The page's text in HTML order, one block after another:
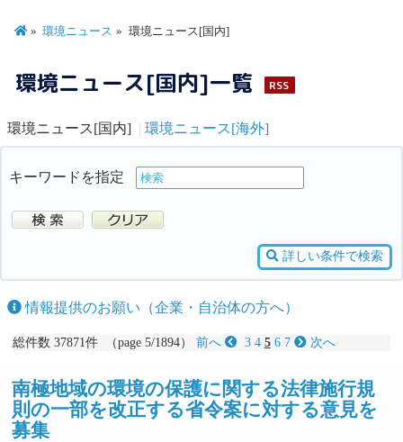
環境ニュース 環境ニュース[国内]
環境ニュース[国内]一覧 RSS
環境ニュース[国内] 環境ニュース[海外]
キーワードを指定
詳しい条件で検索
情報提供のお願い（企業・自治体の方へ）
総件数 37871件 （page 5/1894） 前へ 3 4 5 6 7 次へ
南極地域の環境の保護に関する法律施行規
則の一部を改正する省令案に対する意見を
募集